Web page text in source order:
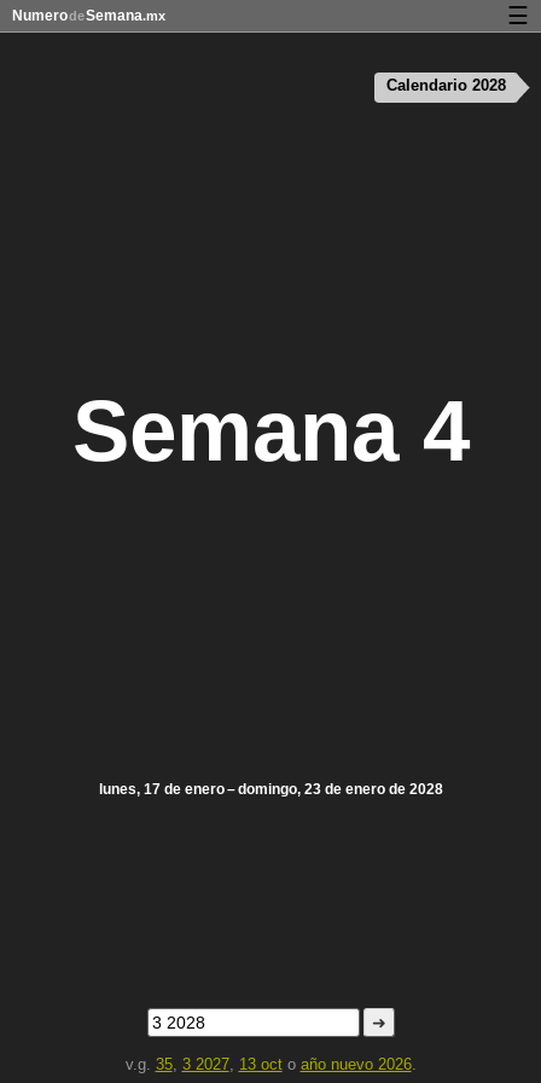
Semana 4
lunes, 17 de enero – domingo, 23 de enero de 2028
➜
v.g. 35, 3 2027, 13 octo año nuevo 2026.
Calendario 2028
NumerodeSemana.mx ☰